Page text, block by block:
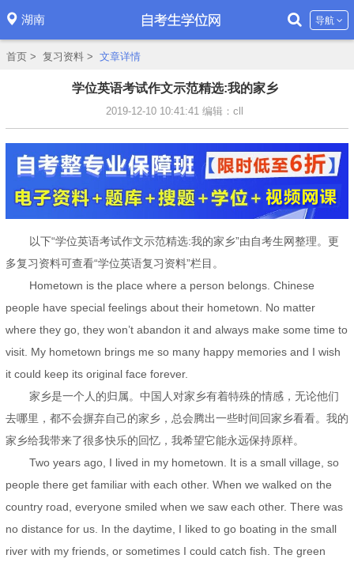
湖南 导航
首页 > 复习资料 > 文章详情
学位英语考试作文示范精选:我的家乡
2019-12-10 10:41:41 编辑：cll
以下“学位英语考试作文示范精选:我的家乡”由自考生网整理。更
多复习资料可查看“学位英语复习资料”栏目。
Hometown is the place where a person belongs. Chinese
people have special feelings about their hometown. No matter
where they go, they won’t abandon it and always make some time to
visit. My hometown brings me so many happy memories and I wish
it could keep its original face forever.
家乡是一个人的归属。中国人对家乡有着特殊的情感，无论他们
去哪里，都不会摒弃自己的家乡，总会腾出一些时间回家乡看看。我的
家乡给我带来了很多快乐的回忆，我希望它能永远保持原样。
Two years ago, I lived in my hometown. It is a small village, so
people there get familiar with each other. When we walked on the
country road, everyone smiled when we saw each other. There was
no distance for us. In the daytime, I liked to go boating in the small
river with my friends, or sometimes I could catch fish. The green